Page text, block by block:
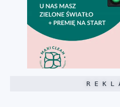
R E K L